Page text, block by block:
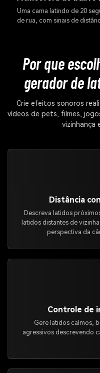
Uma cama latindo de 20
de rua, com sinais de
Por que
gerador de
Crie efeitos sonoros
vídeos de pets, filmes,
vizinhança
Distância
Descreva latidos
latidos distantes de
perspectiva da
Controle de
Gere latidos calmos,
agressivos descrevendo